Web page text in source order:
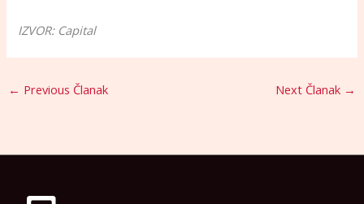
IZVOR: Capital
← Previous Članak Next Članak →